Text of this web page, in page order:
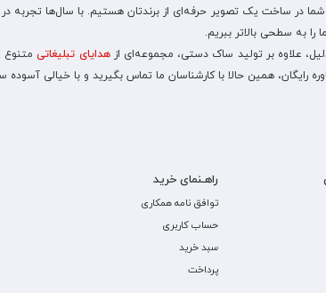
در ساخت یک تصویر حرفه‌ای از برندتان هستیم. با سال‌ها تجربه
به سطحی بالاتر ببریم.
علاوه بر تولید ساک دستی، مجموعه‌ای ازهدایای تبلیغاتی
رایگان، همین حالا با کارشناسان ما تماس بگیرید و با خیالی
راهـنمای خرید
توافق نامه همکاری
حساب کاربری
سبد خرید
پرداخت